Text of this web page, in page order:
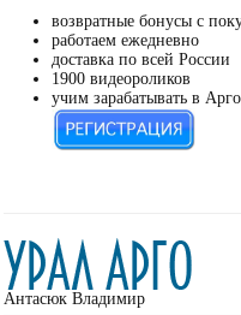
возвратные бонусы с
работаем ежедневно
доставка по всей России
1900 видеороликов
учим зарабатывать в Арго
Антасюк Владимир